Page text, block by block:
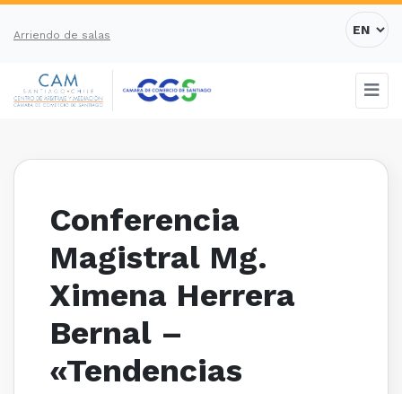
Arriendo de salas
Conferencia
Magistral Mg.
Ximena Herrera
Bernal –
«Tendencias